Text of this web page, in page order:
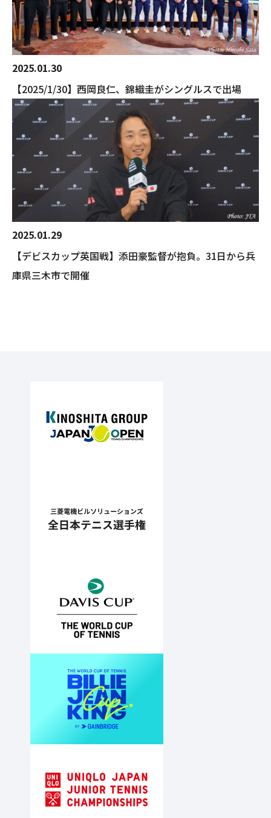
2025.01.30
【2025/1/30】西岡良仁、錦織圭がシングルスで出場
2025.01.29
【デビスカップ英国戦】添田豪監督が抱負。31日から兵
庫県三木市で開催